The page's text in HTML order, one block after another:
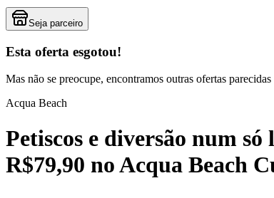
Seja parceiro
Esta oferta esgotou!
Mas não se preocupe, encontramos outras ofertas
Acqua Beach
Petiscos e diversão num
R$79,90 no Acqua Beach